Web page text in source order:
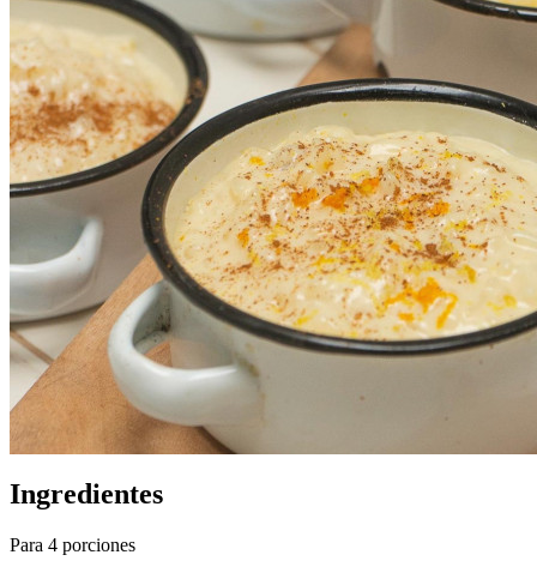
Ingredientes
Para 4 porciones